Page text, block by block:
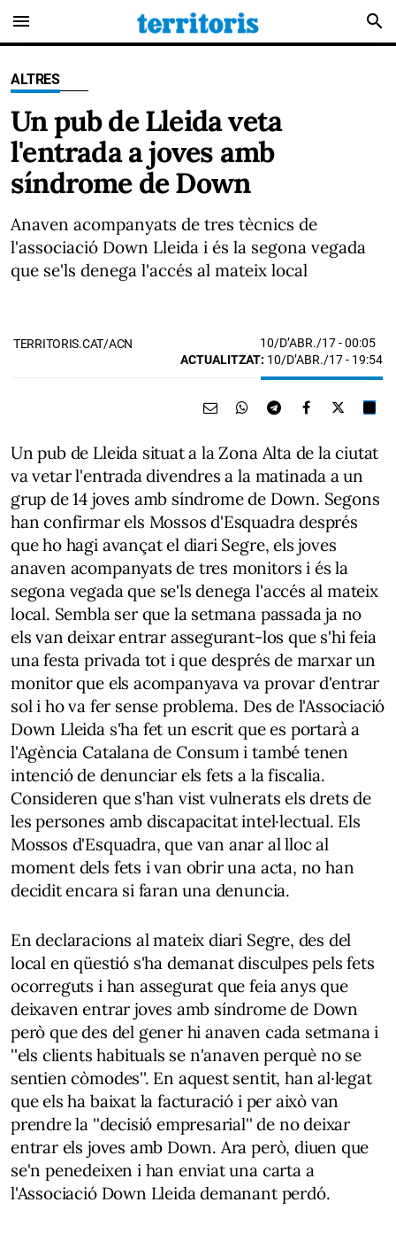
menu search
ALTRES
Un pub de Lleida veta
l'entrada a joves amb
síndrome de Down
Anaven acompanyats de tres tècnics de
l'associació Down Lleida i és la segona vegada
que se'ls denega l'accés al mateix local
TERRITORIS.CAT/ACN 10/D’ABR./17- 00:05
ACTUALITZAT: 10/D’ABR./17 - 19:54
Un pub de Lleida situat a la Zona Alta de la ciutat
va vetar l'entrada divendres a la matinada a un
grup de 14 joves amb síndrome de Down. Segons
han confirmar els Mossos d'Esquadra després
que ho hagi avançat el diari Segre, els joves
anaven acompanyats de tres monitors i és la
segona vegada que se'ls denega l'accés al mateix
local. Sembla ser que la setmana passada ja no
els van deixar entrar assegurant-los que s'hi feia
una festa privada tot i que després de marxar un
monitor que els acompanyava va provar d'entrar
sol i ho va fer sense problema. Des de l'Associació
Down Lleida s'ha fet un escrit que es portarà a
l'Agència Catalana de Consum i també tenen
intenció de denunciar els fets a la fiscalia.
Consideren que s'han vist vulnerats els drets de
les persones amb discapacitat intel·lectual. Els
Mossos d'Esquadra, que van anar al lloc al
moment dels fets i van obrir una acta, no han
decidit encara si faran una denuncia.
En declaracions al mateix diari Segre, des del
local en qüestió s'ha demanat disculpes pels fets
ocorreguts i han assegurat que feia anys que
deixaven entrar joves amb síndrome de Down
però que des del gener hi anaven cada setmana i
''els clients habituals se n'anaven perquè no se
sentien còmodes''. En aquest sentit, han al·legat
que els ha baixat la facturació i per això van
prendre la ''decisió empresarial'' de no deixar
entrar els joves amb Down. Ara però, diuen que
se'n penedeixen i han enviat una carta a
l'Associació Down Lleida demanant perdó.